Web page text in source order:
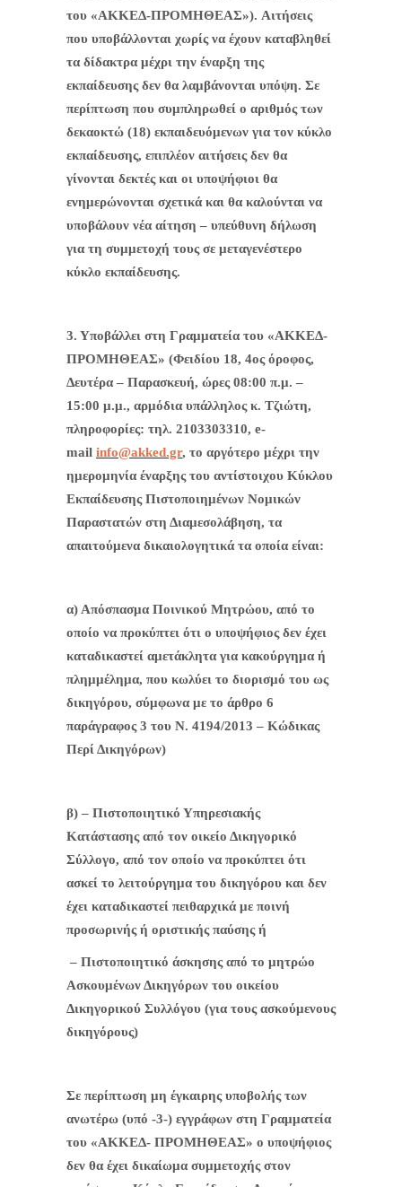
του «ΑΚΚΕΔ-ΠΡΟΜΗΘΕΑΣ»). Αιτήσεις
που υποβάλλονται χωρίς να έχουν καταβληθεί
τα δίδακτρα μέχρι την έναρξη της
εκπαίδευσης δεν θα λαμβάνονται υπόψη. Σε
περίπτωση που συμπληρωθεί ο αριθμός των
δεκαοκτώ (18) εκπαιδευόμενων για τον κύκλο
εκπαίδευσης, επιπλέον αιτήσεις δεν θα
γίνονται δεκτές και οι υποψήφιοι θα
ενημερώνονται σχετικά και θα καλούνται να
υποβάλουν νέα αίτηση – υπεύθυνη δήλωση
για τη συμμετοχή τους σε μεταγενέστερο
κύκλο εκπαίδευσης.
3. Υποβάλλει στη Γραμματεία του «ΑΚΚΕΔ-
ΠΡΟΜΗΘΕΑΣ» (Φειδίου 18, 4ος όροφος,
Δευτέρα – Παρασκευή, ώρες 08:00 π.μ. –
15:00 μ.μ., αρμόδια υπάλληλος κ. Τζιώτη,
πληροφορίες: τηλ. 2103303310, e-
mail info@akked.gr, το αργότερο μέχρι την
ημερομηνία έναρξης του αντίστοιχου Κύκλου
Εκπαίδευσης Πιστοποιημένων Νομικών
Παραστατών στη Διαμεσολάβηση, τα
απαιτούμενα δικαιολογητικά τα οποία είναι:
α) Απόσπασμα Ποινικού Μητρώου, από το
οποίο να προκύπτει ότι ο υποψήφιος δεν έχει
καταδικαστεί αμετάκλητα για κακούργημα ή
πλημμέλημα, που κωλύει το διορισμό του ως
δικηγόρου, σύμφωνα με το άρθρο 6
παράγραφος 3 του Ν. 4194/2013 – Κώδικας
Περί Δικηγόρων)
β) – Πιστοποιητικό Υπηρεσιακής
Κατάστασης από τον οικείο Δικηγορικό
Σύλλογο, από τον οποίο να προκύπτει ότι
ασκεί το λειτούργημα του δικηγόρου και δεν
έχει καταδικαστεί πειθαρχικά με ποινή
προσωρινής ή οριστικής παύσης ή
– Πιστοποιητικό άσκησης από το μητρώο
Ασκουμένων Δικηγόρων του οικείου
Δικηγορικού Συλλόγου (για τους ασκούμενους
δικηγόρους)
Σε περίπτωση μη έγκαιρης υποβολής των
ανωτέρω (υπό -3-) εγγράφων στη Γραμματεία
του «ΑΚΚΕΔ- ΠΡΟΜΗΘΕΑΣ» ο υποψήφιος
δεν θα έχει δικαίωμα συμμετοχής στον